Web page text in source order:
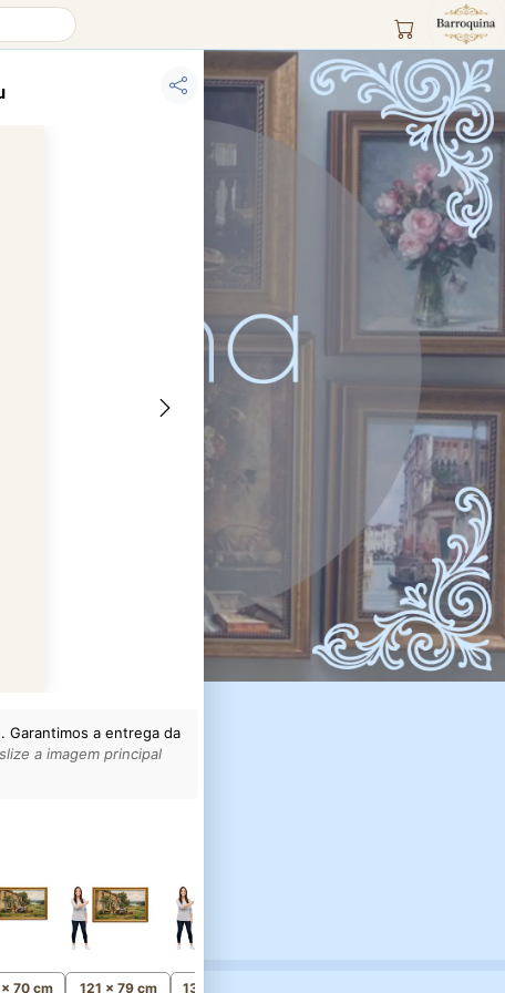
Garantimos a entrega da
a imagem principal
70 cm 121 x 79 cm 136 x 89 cm